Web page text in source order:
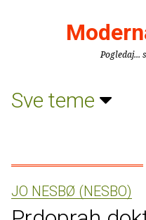
Pogledaj...
Sve teme
JO NESBØ (NESBO)